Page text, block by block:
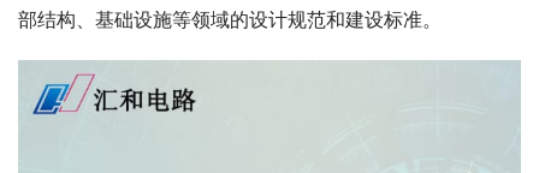
部结构、基础设施等领域的设计规范和建设标准。